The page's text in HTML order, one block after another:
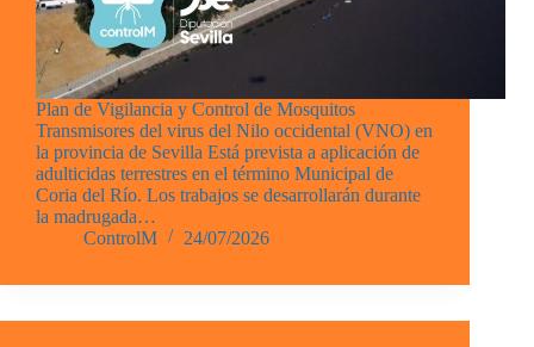
Plan de Vigilancia y Control de Mosquitos
Transmisores del virus del Nilo occidental (VNO) en
la provincia de Sevilla Está prevista a aplicación de
adulticidas terrestres en el término Municipal de
Coria del Río. Los trabajos se desarrollarán durante
la madrugada…
ControlM
24/07/2026